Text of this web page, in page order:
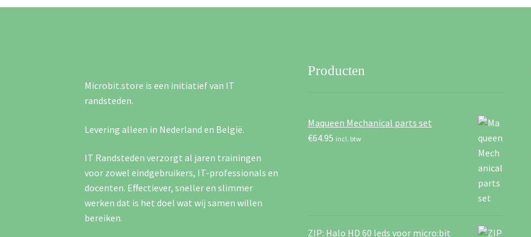
Microbit.store is een initiatief van IT
randsteden.
Levering alleen in Nederland en België.
IT Randsteden verzorgt al jaren trainingen
voor zowel eindgebruikers, IT-professionals en
docenten. Effectiever, sneller en slimmer
werken dat is het doel wat wij samen willen
bereiken.
Producten
Maqueen Mechanical parts set
€64.95 incl. btw
ZIP: Halo HD 60 leds voor micro:bit